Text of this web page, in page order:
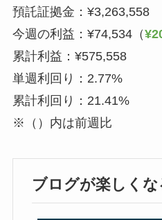
預託証拠金：¥3,263,558
今週の利益：¥74,534（
累計利益：¥575,558
単週利回り：2.77%
累計利回り：21.41%
※（）内は前週比
ブログが楽しく